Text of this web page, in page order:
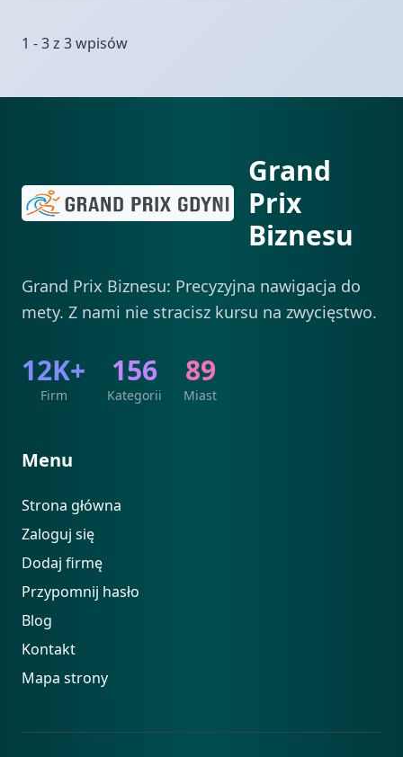
1 - 3 z 3 wpisów
Grand
Prix
Biznesu
Grand Prix Biznesu: Precyzyjna nawigacja do
mety. Z nami nie stracisz kursu na zwycięstwo.
12K+
Firm
156
Kategorii
89
Miast
Menu
Strona główna
Zaloguj się
Dodaj firmę
Przypomnij hasło
Blog
Kontakt
Mapa strony